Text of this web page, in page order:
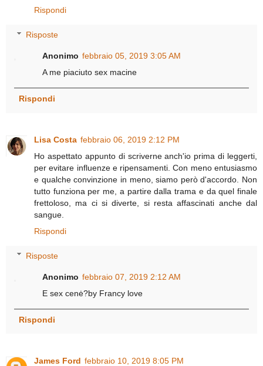
Rispondi
Risposte
Anonimo febbraio 05, 2019 3:05 AM
A me piaciuto sex macine
Rispondi
Lisa Costa febbraio 06, 2019 2:12 PM
Ho aspettato appunto di scriverne anch'io prima di leggerti,
per evitare influenze e ripensamenti. Con meno entusiasmo
e qualche convinzione in meno, siamo però d'accordo. Non
tutto funziona per me, a partire dalla trama e da quel finale
frettoloso, ma ci si diverte, si resta affascinati anche dal
sangue.
Rispondi
Risposte
Anonimo febbraio 07, 2019 2:12 AM
E sex cenė?by Francy love
Rispondi
James Ford febbraio 10, 2019 8:05 PM